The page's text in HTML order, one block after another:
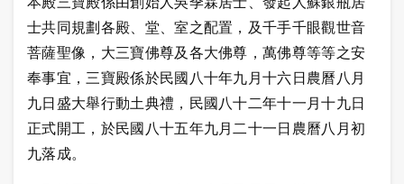
士共同規劃各殿、堂、室之配置，及千手千眼觀世音
菩薩聖像，大三寶佛尊及各大佛尊，萬佛尊等等之安
奉事宜，三寶殿係於民國八十年九月十六日農曆八月
九日盛大舉行動土典禮，民國八十二年十一月十九日
正式開工，於民國八十五年九月二十一日農曆八月初
九落成。